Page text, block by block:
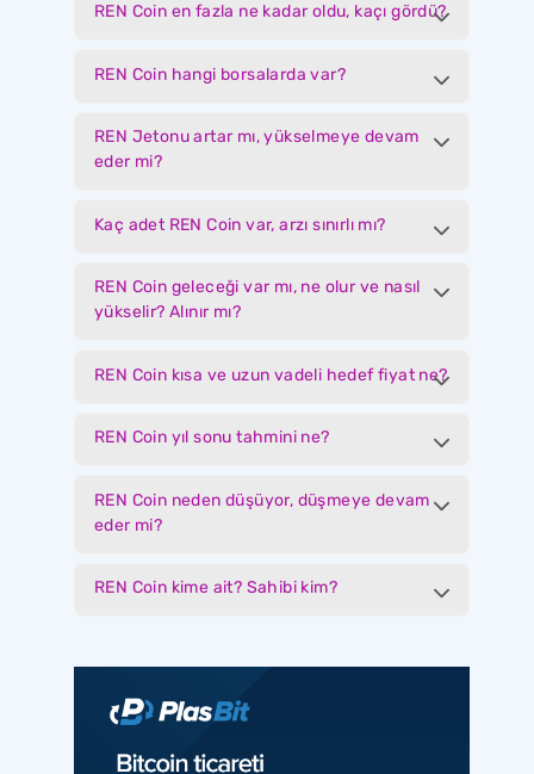
REN Coin en fazla ne kadar oldu, kaçı gördü?
REN Coin hangi borsalarda var?
REN Jetonu artar mı, yükselmeye devam
eder mi?
Kaç adet REN Coin var, arzı sınırlı mı?
REN Coin geleceği var mı, ne olur ve nasıl
yükselir? Alınır mı?
REN Coin kısa ve uzun vadeli hedef fiyat ne?
REN Coin yıl sonu tahmini ne?
REN Coin neden düşüyor, düşmeye devam
eder mi?
REN Coin kime ait? Sahibi kim?